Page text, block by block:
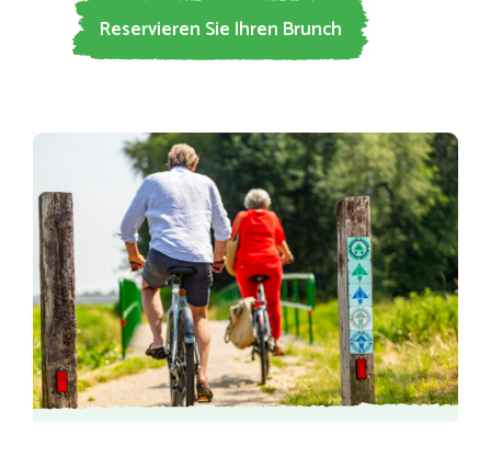
Reservieren Sie Ihren Brunch